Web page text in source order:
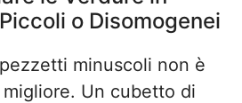
o Disomogenei
minuscoli non è
Un cubetto di